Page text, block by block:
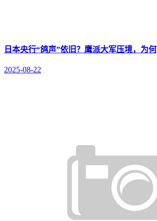
日本央行“鸽声”依旧？鹰派大军压境，为何
2025-08-22